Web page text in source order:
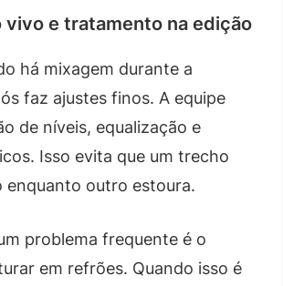
vivo e tratamento na edição
há mixagem durante a
faz ajustes finos. A equipe
de níveis, equalização e
Isso evita que um trecho
enquanto outro estoura.
problema frequente é o
em refrões. Quando isso é